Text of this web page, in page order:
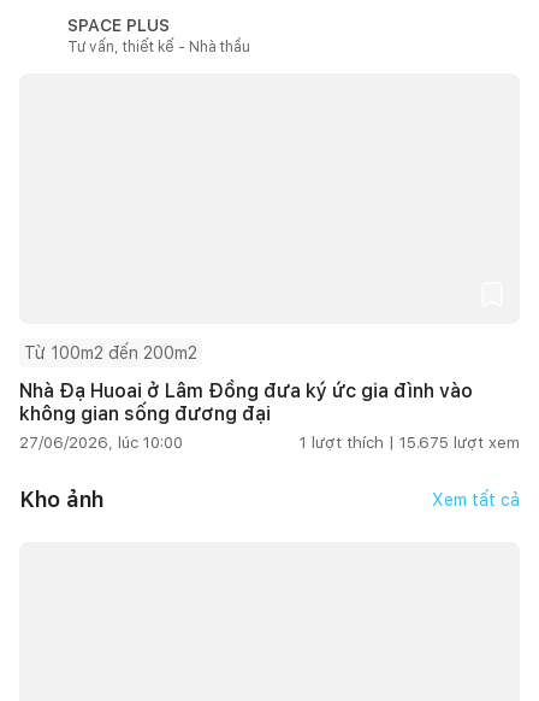
SPACE PLUS
Tư vấn, thiết kế - Nhà thầu
Từ 100m2 đến 200m2
Nhà Đạ Huoai ở Lâm Đồng đưa ký ức gia đình vào
không gian sống đương đại
27/06/2026, lúc 10:00 1 lượt thích | 15.675 lượt xem
Kho ảnh Xem tất cả